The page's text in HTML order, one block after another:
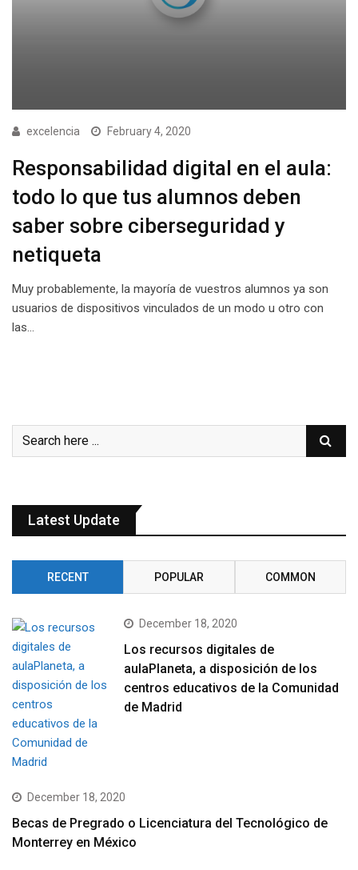
excelencia February 4, 2020
Responsabilidad digital en el aula:
todo lo que tus alumnos deben
saber sobre ciberseguridad y
netiqueta
Muy probablemente, la mayoría de vuestros alumnos ya son
usuarios de dispositivos vinculados de un modo u otro con
las…
Latest Update
RECENT POPULAR COMMON
December 18, 2020
Los recursos digitales de
aulaPlaneta, a disposición de los
centros educativos de la Comunidad
de Madrid
December 18, 2020
Becas de Pregrado o Licenciatura del Tecnológico de
Monterrey en México